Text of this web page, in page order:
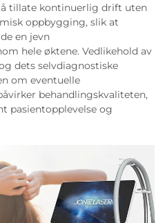
tillate kontinuerlig drift uten
oppbygging, slik at
en jevn
hele øktene. Vedlikehold av
dets selvdiagnostiske
om eventuelle
behandlingskvaliteten,
pasientopplevelse og